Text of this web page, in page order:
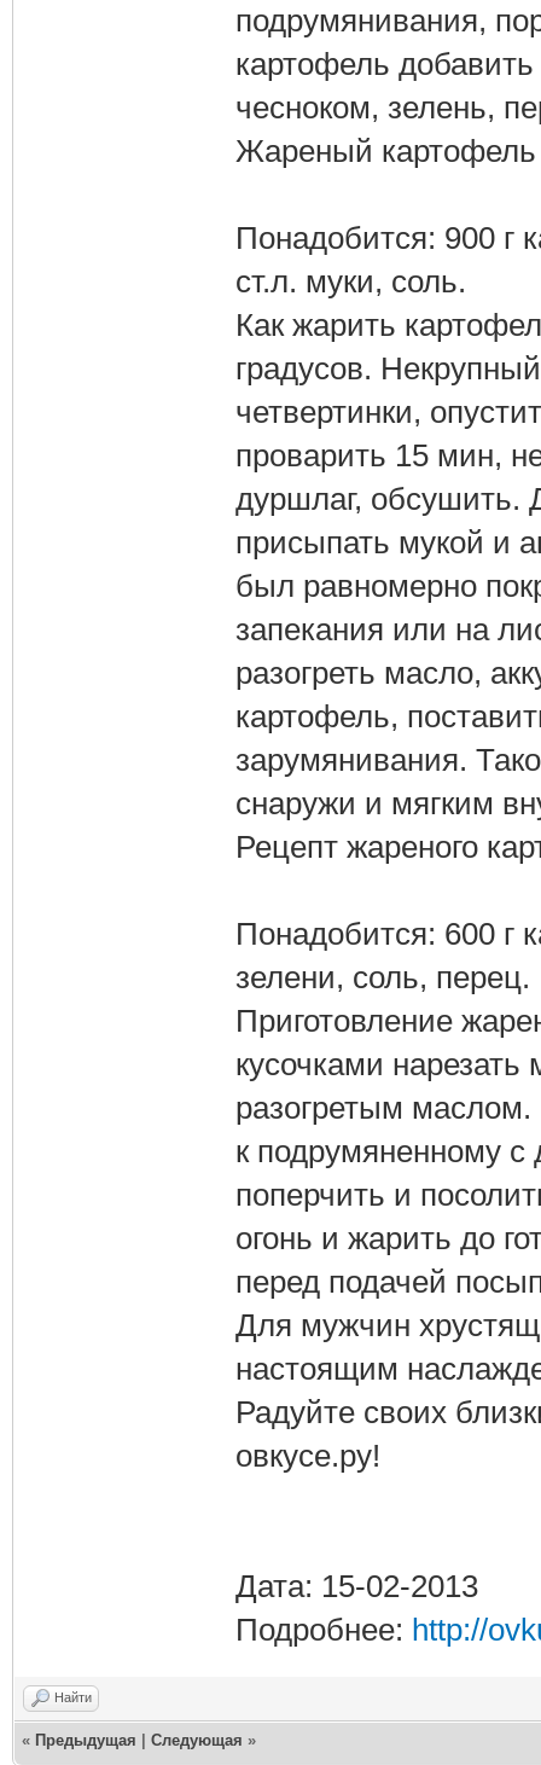
подрумянивания,
картофель
чесноком, зелень,
Жареный картофель
Понадобится: 900 г
ст.л. муки, соль.
Как жарить
градусов.
четвертинки,
проварить 15 мин,
дуршлаг, обсушить.
присыпать мукой и
был равномерно
запекания или на
разогреть масло,
картофель,
зарумянивания.
снаружи и мягким
Рецепт жареного
Понадобится: 600 г
зелени, соль, перец.
Приготовление
кусочками
разогретым маслом.
к подрумяненному с
поперчить и
огонь и жарить до
перед подачей
Для мужчин
настоящим
Радуйте своих
овкусе.ру!
Дата: 15-02-2013
Подробнее: http://
Найти
« Предыдущая Следующая »